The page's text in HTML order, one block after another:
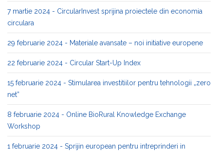
7 martie 2024 - CircularInvest sprijina proiectele din economia
circulara
29 februarie 2024 - Materiale avansate – noi initiative europene
22 februarie 2024 - Circular Start-Up Index
15 februarie 2024 - Stimularea investitiilor pentru tehnologii „zero
net”
8 februarie 2024 - Online BioRural Knowledge Exchange
Workshop
1 februarie 2024 - Sprijin european pentru intreprinderi in